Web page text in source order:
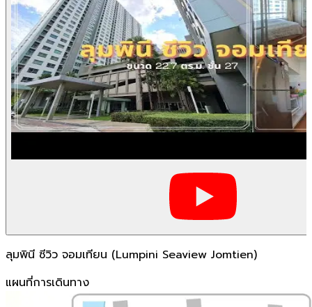
ลุมพินี ซีวิว จอมเทียน (Lumpini Seaview Jomtien)
แผนที่การเดินทาง